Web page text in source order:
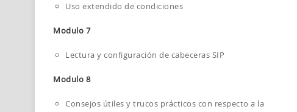
Uso extendido de condiciones
Modulo 7
Lectura y configuración de cabeceras SIP
Modulo 8
Consejos útiles y trucos prácticos con respecto a la